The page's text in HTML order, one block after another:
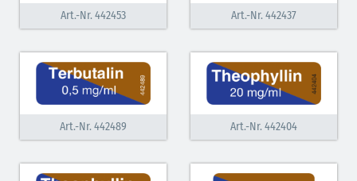
Art.-Nr. 442453 Art.-Nr. 442437
Art.-Nr. 442489 Art.-Nr. 442404